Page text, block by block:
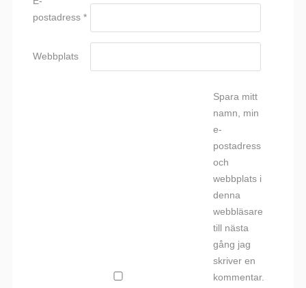
postadress *
Webbplats
Spara mitt
namn, min
e-
postadress
och
webbplats i
denna
webbläsare
till nästa
gång jag
skriver en
kommentar.